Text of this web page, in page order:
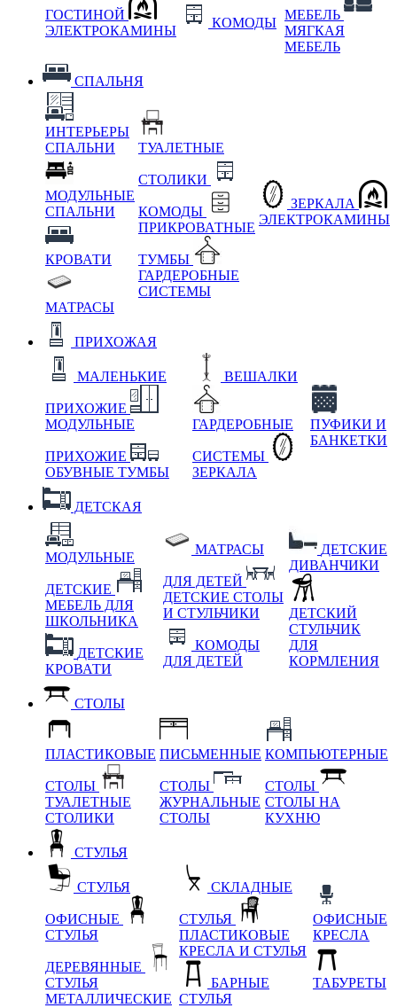
ГОСТИНОЙ
ЭЛЕКТРОКАМИНЫ
КОМОДЫ
МЕБЕЛЬ
МЯГКАЯ
МЕБЕЛЬ
СПАЛЬНЯ
ИНТЕРЬЕРЫ
СПАЛЬНИ
МОДУЛЬНЫЕ
СПАЛЬНИ
КРОВАТИ
МАТРАСЫ
ТУАЛЕТНЫЕ
СТОЛИКИ
КОМОДЫ
ПРИКРОВАТНЫЕ
ТУМБЫ
ГАРДЕРОБНЫЕ
СИСТЕМЫ
ЗЕРКАЛА
ЭЛЕКТРОКАМИНЫ
ПРИХОЖАЯ
МАЛЕНЬКИЕ
ПРИХОЖИЕ
МОДУЛЬНЫЕ
ПРИХОЖИЕ
ОБУВНЫЕ ТУМБЫ
ВЕШАЛКИ
ГАРДЕРОБНЫЕ
СИСТЕМЫ
ЗЕРКАЛА
ПУФИКИ И
БАНКЕТКИ
ДЕТСКАЯ
МОДУЛЬНЫЕ
ДЕТСКИЕ
МЕБЕЛЬ ДЛЯ
ШКОЛЬНИКА
ДЕТСКИЕ
КРОВАТИ
МАТРАСЫ
ДЛЯ ДЕТЕЙ
ДЕТСКИЕ СТОЛЫ
И СТУЛЬЧИКИ
КОМОДЫ
ДЛЯ ДЕТЕЙ
ДЕТСКИЕ
ДИВАНЧИКИ
ДЕТСКИЙ
СТУЛЬЧИК
ДЛЯ
КОРМЛЕНИЯ
СТОЛЫ
ПЛАСТИКОВЫЕ
СТОЛЫ
ТУАЛЕТНЫЕ
СТОЛИКИ
ПИСЬМЕННЫЕ
СТОЛЫ
ЖУРНАЛЬНЫЕ
СТОЛЫ
КОМПЬЮТЕРНЫЕ
СТОЛЫ
СТОЛЫ НА
КУХНЮ
СТУЛЬЯ
СТУЛЬЯ
ОФИСНЫЕ
СТУЛЬЯ
ДЕРЕВЯННЫЕ
СТУЛЬЯ
МЕТАЛЛИЧЕСКИЕ
СКЛАДНЫЕ
СТУЛЬЯ
ПЛАСТИКОВЫЕ
КРЕСЛА И СТУЛЬЯ
БАРНЫЕ
СТУЛЬЯ
ОФИСНЫЕ
КРЕСЛА
ТАБУРЕТЫ